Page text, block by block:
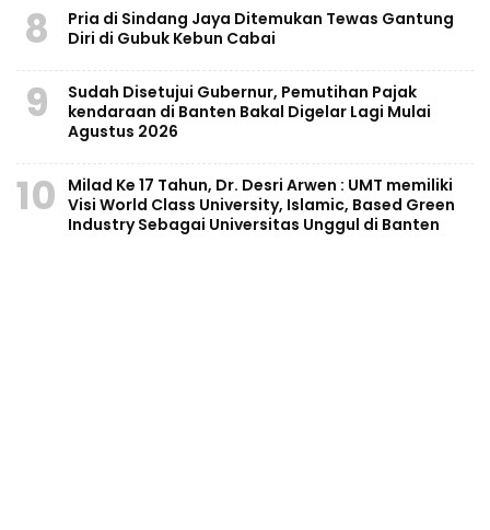
8
Pria di Sindang Jaya Ditemukan Tewas Gantung
Diri di Gubuk Kebun Cabai
9
Sudah Disetujui Gubernur, Pemutihan Pajak
kendaraan di Banten Bakal Digelar Lagi Mulai
Agustus 2026
10
Milad Ke 17 Tahun, Dr. Desri Arwen : UMT memiliki
Visi World Class University, Islamic, Based Green
Industry Sebagai Universitas Unggul di Banten